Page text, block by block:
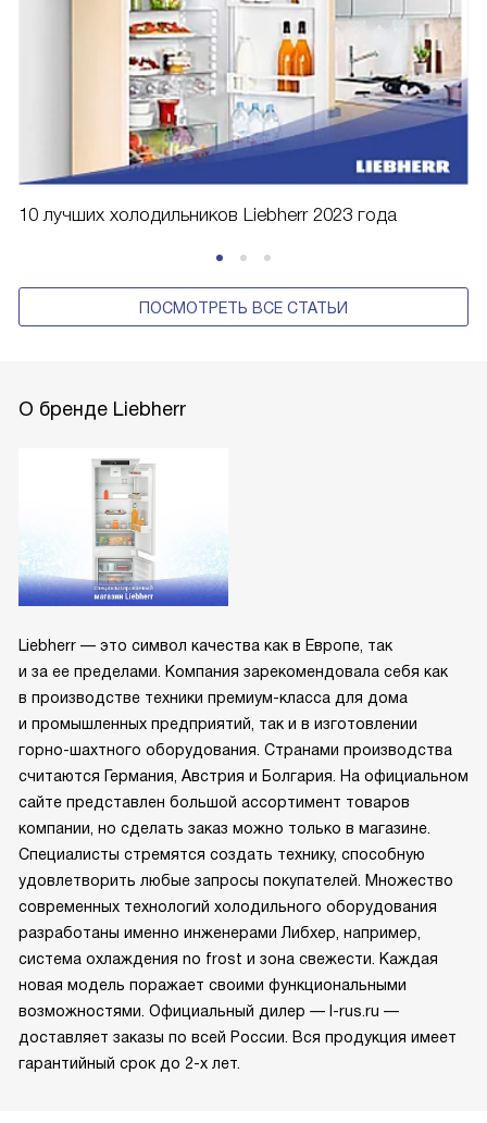
10 лучших холодильников Liebherr 2023 года
ПОСМОТРЕТЬ ВСЕ СТАТЬИ
О бренде Liebherr
Liebherr — это символ качества как в Европе, так
и за ее пределами. Компания зарекомендовала себя как
в производстве техники премиум-класса для дома
и промышленных предприятий, так и в изготовлении
горно-шахтного оборудования. Странами производства
считаются Германия, Австрия и Болгария. На официальном
сайте представлен большой ассортимент товаров
компании, но сделать заказ можно только в магазине.
Специалисты стремятся создать технику, способную
удовлетворить любые запросы покупателей. Множество
современных технологий холодильного оборудования
разработаны именно инженерами Либхер, например,
система охлаждения no frost и зона свежести. Каждая
новая модель поражает своими функциональными
возможностями. Официальный дилер — l-rus.ru —
доставляет заказы по всей России. Вся продукция имеет
гарантийный срок до 2-х лет.